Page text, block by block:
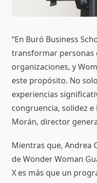
“En Buró Business
transformar personas
organizaciones, y
este propósito. No
experiencias
congruencia, solidez
Morán, director
Mientras que, Andrea
de Wonder Woman
X es más que un